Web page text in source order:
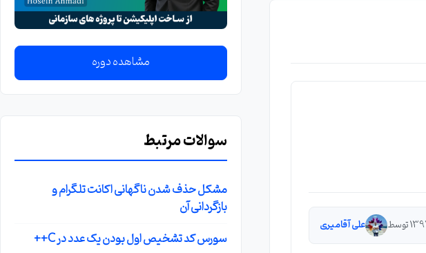
علی آقامیری
مشاهده دوره
سوالات مرتبط
مشکل حذف شدن ناگهانی اکانت تلگرام و
بازگردانی آن
سورس کد تشخیص اول بودن یک عدد در C++